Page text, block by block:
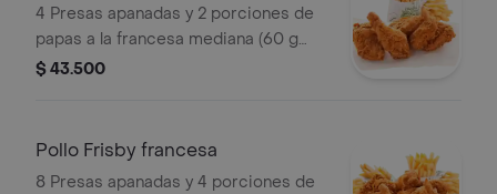
4 Presas apanadas y 2 porciones de
papas a la francesa mediana (60 g
und)
$ 43.500
Pollo Frisby francesa
8 Presas apanadas y 4 porciones de